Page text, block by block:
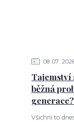
08 07
Tajemství
běžná
generace?
Všichni to